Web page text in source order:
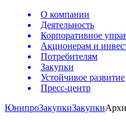
О компании
Деятельность
Корпоративное
Акционерам и
Потребителям
Закупки
Устойчивое развитие
Пресс-центр
ЮнипроЗакупкиЗакупки